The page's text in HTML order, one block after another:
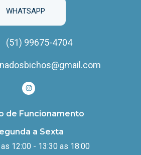
WHATSAPP
(51) 99675-4704
de Funcionamento
a Sexta
12:00 - 13:30 as 18:00